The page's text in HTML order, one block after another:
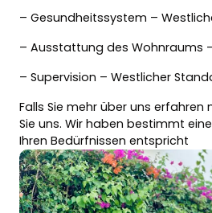
– Gesundheitssystem –
– Ausstattung des Wohnraums
– Supervision – Westlicher
Falls Sie mehr über uns
Sie uns. Wir haben bestimmt
Ihren Bedürfnissen entspricht